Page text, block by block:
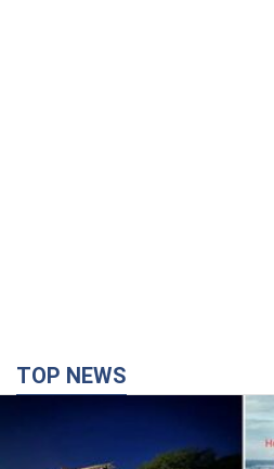
TOP NEWS